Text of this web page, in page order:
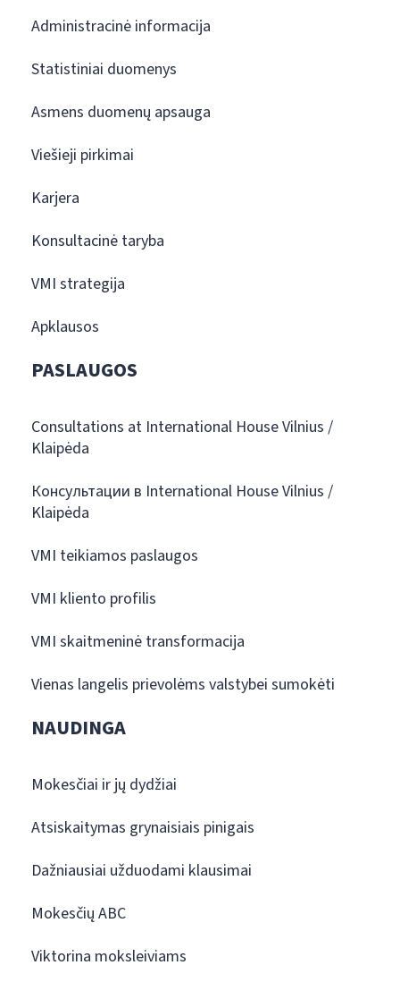
Administracinė informacija
Statistiniai duomenys
Asmens duomenų apsauga
Viešieji pirkimai
Karjera
Konsultacinė taryba
VMI strategija
Apklausos
PASLAUGOS
Consultations at International House Vilnius /
Klaipėda
Консультации в International House Vilnius /
Klaipėda
VMI teikiamos paslaugos
VMI kliento profilis
VMI skaitmeninė transformacija
Vienas langelis prievolėms valstybei sumokėti
NAUDINGA
Mokesčiai ir jų dydžiai
Atsiskaitymas grynaisiais pinigais
Dažniausiai užduodami klausimai
Mokesčių ABC
Viktorina moksleiviams